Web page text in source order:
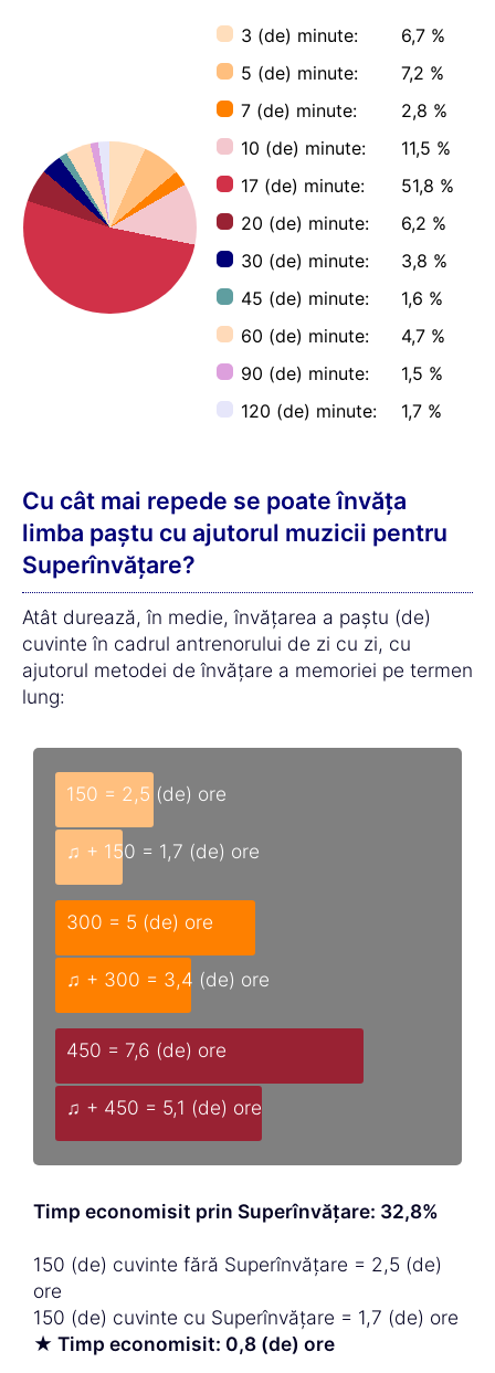
3 (de) minute:
6,7 %
5 (de) minute:
7,2 %
7 (de) minute:
2,8 %
10 (de) minute:
11,5 %
17 (de) minute:
51,8 %
20 (de) minute:
6,2 %
30 (de) minute:
3,8 %
45 (de) minute:
1,6 %
60 (de) minute:
4,7 %
90 (de) minute:
1,5 %
120 (de) minute:
1,7 %
Cu cât mai repede se poate învăța
limba paștu cu ajutorul muzicii pentru
Superînvățare?
Atât durează, în medie, învățarea a paștu (de)
cuvinte în cadrul antrenorului de zi cu zi, cu
ajutorul metodei de învățare a memoriei pe termen
lung:
150 = 2,5 (de) ore
♫ + 150 = 1,7 (de) ore
300 = 5 (de) ore
♫ + 300 = 3,4 (de) ore
450 = 7,6 (de) ore
♫ + 450 = 5,1 (de) ore
Timp economisit prin Superînvățare: 32,8%
150 (de) cuvinte fără Superînvățare = 2,5 (de)
ore
150 (de) cuvinte cu Superînvățare = 1,7 (de) ore
★ Timp economisit: 0,8 (de) ore